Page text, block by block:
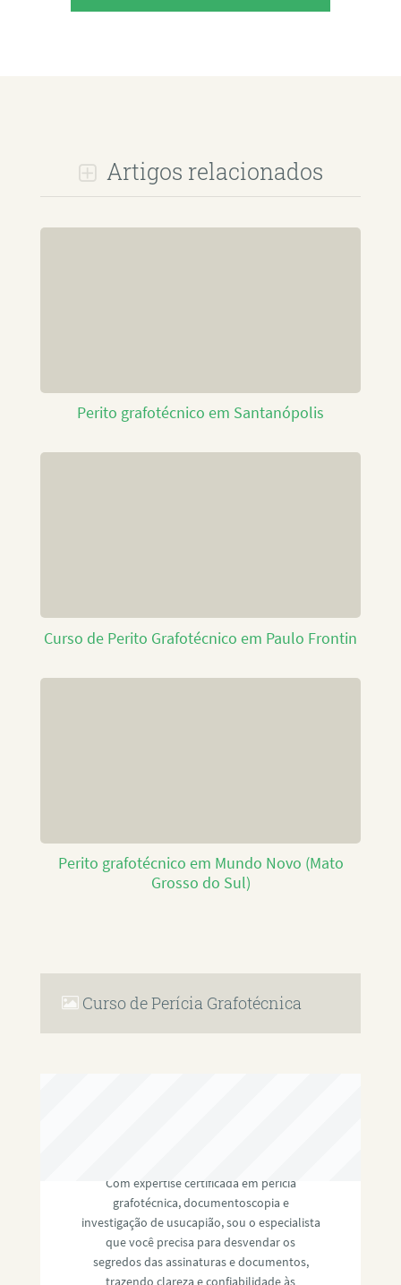
Artigos relacionados
Perito grafotécnico em Santanópolis
Curso de Perito Grafotécnico em Paulo Frontin
Perito grafotécnico em Mundo Novo (Mato
Grosso do Sul)
Curso de Perícia Grafotécnica
Com expertise certificada em perícia
grafotécnica, documentoscopia e
investigação de usucapião, sou o especialista
que você precisa para desvendar os
segredos das assinaturas e documentos,
trazendo clareza e confiabilidade às